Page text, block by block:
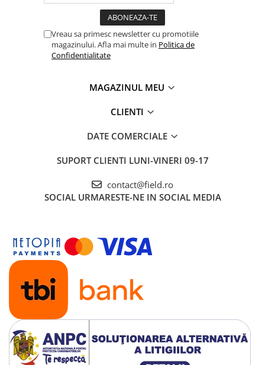
Vreau sa primesc newsletter cu promotiile
magazinului. Afla mai multe in Politica de
Confidentialitate
MAGAZINUL MEU
CLIENTI
DATE COMERCIALE
SUPORT CLIENTI LUNI-VINERI 09-17
contact@field.ro
SOCIAL URMARESTE-NE IN SOCIAL MEDIA